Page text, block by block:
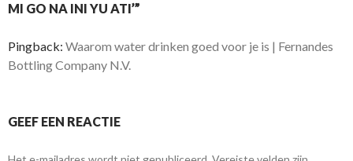
MI GO NA INI YU ATI’”
Pingback: Waarom water drinken goed voor je is | Fernandes
Bottling Company N.V.
GEEF EEN REACTIE